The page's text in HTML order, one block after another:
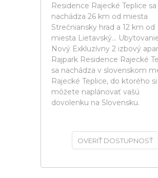
Residence Rajecké Teplice sa
nachádza 26 km od miesta
Strečniansky hrad a 12 km od
miesta Lietavský...
Nový Exkluzívny 2 izbový
Rajpark Residence Rajecké
sa nachádza v slovenskom
Rajecké Teplice, do ktorého si
môžete naplánovať vašú
dovolenku na Slovensku.
OVERIŤ DOSTUPNOSŤ